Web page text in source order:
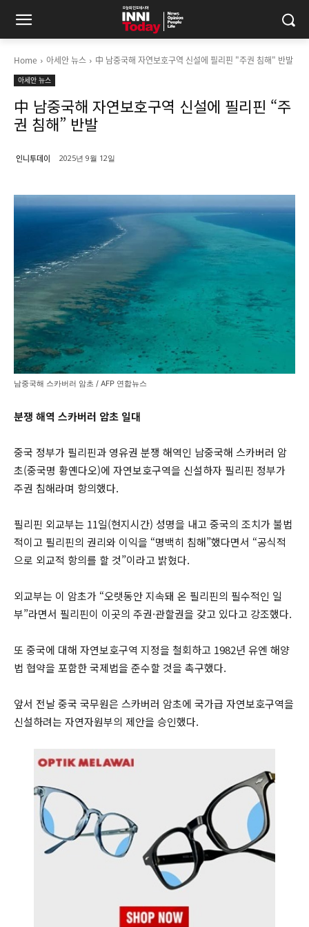
Home 아세안 뉴스 中 남중국해 자연보호구역 신설에 필리핀 "주권 침해" 반발
아세안 뉴스
中 남중국해 자연보호구역 신설에 필리핀 “주
권 침해” 반발
인니투데이 2025년 9월 12일
남중국해 스카버러 암초 / AFP 연합뉴스
분쟁 해역 스카버러 암초 일대
중국 정부가 필리핀과 영유권 분쟁 해역인 남중국해 스카버러 암
초(중국명 황옌다오)에 자연보호구역을 신설하자 필리핀 정부가
주권 침해라며 항의했다.
필리핀 외교부는 11일(현지시간) 성명을 내고 중국의 조치가 불법
적이고 필리핀의 권리와 이익을 “명백히 침해”했다면서 “공식적
으로 외교적 항의를 할 것”이라고 밝혔다.
외교부는 이 암초가 “오랫동안 지속돼 온 필리핀의 필수적인 일
부”라면서 필리핀이 이곳의 주권·관할권을 갖고 있다고 강조했다.
또 중국에 대해 자연보호구역 지정을 철회하고 1982년 유엔 해양
법 협약을 포함한 국제법을 준수할 것을 촉구했다.
앞서 전날 중국 국무원은 스카버러 암초에 국가급 자연보호구역을
신설하려는 자연자원부의 제안을 승인했다.